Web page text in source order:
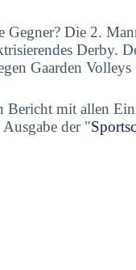
Gegner? Die 2.
Derby.
Gaarden Volleys
Bericht mit allen
der "